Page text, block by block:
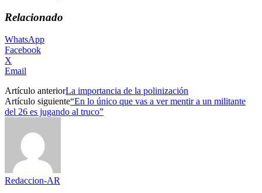
Relacionado
WhatsApp
Facebook
X
Email
Artículo anteriorLa importancia de la polinización
Artículo siguiente“En lo único que vas a ver mentir a un militante
del 26 es jugando al truco”
Redaccion-AR